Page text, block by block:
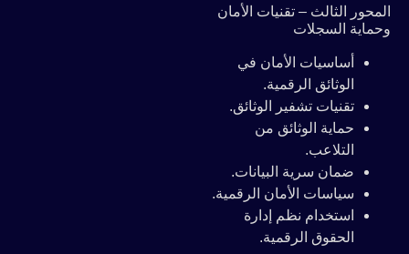
المحور الثالث – تقنيات الأمان
وحماية السجلات
أساسيات الأمان في
الوثائق الرقمية.
تقنيات تشفير الوثائق.
حماية الوثائق من
التلاعب.
ضمان سرية البيانات.
سياسات الأمان الرقمية.
استخدام نظم إدارة
الحقوق الرقمية.